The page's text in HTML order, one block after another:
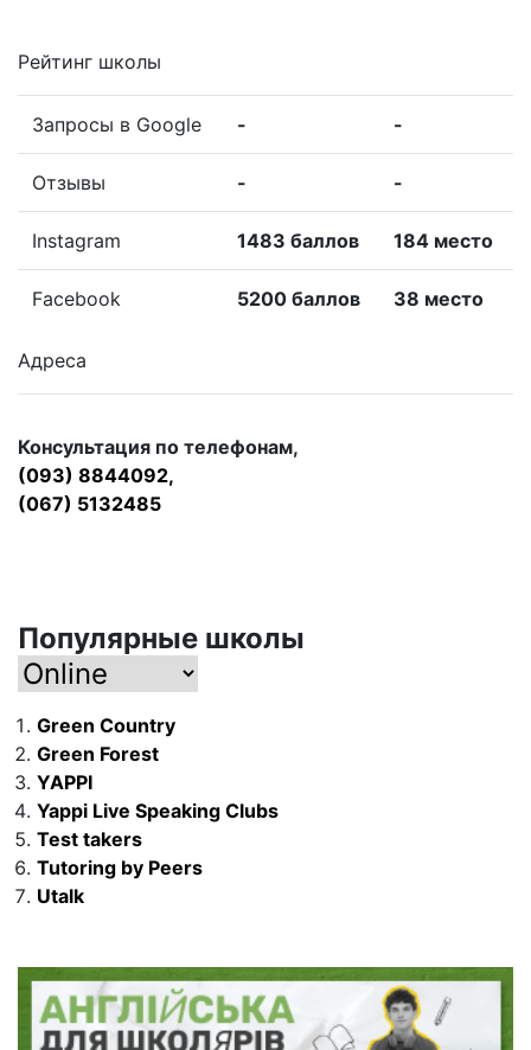
Рейтинг школы
Запросы в Google - -
Отзывы - -
Instagram 1483 баллов 184 место
Facebook 5200 баллов 38 место
Адреса
Консультация по телефонам,
(093) 8844092,
(067) 5132485
Популярные школы
Green Country
Green Forest
YAPPI
Yappi Live Speaking Clubs
Test takers
Tutoring by Peers
Utalk